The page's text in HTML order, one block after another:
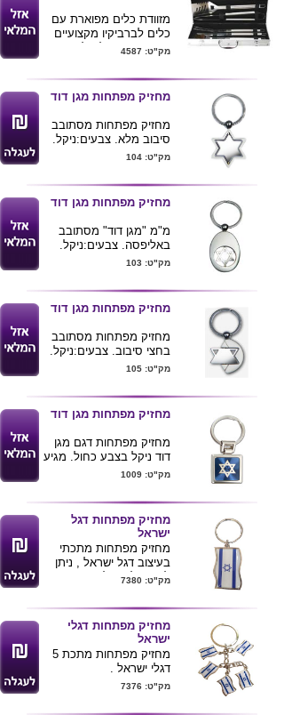
מזוודת כלים מפוארת עם
כלים לברביקיו מקצועיים
עשוי מתכת אל חלד ,
מק"ט: 4587
מחזיק מפתחות מגן דוד
מחזיק מפתחות מסתובב
סיבוב מלא. צבעים:ניקל.
מק"ט: 104
מחזיק מפתחות מגן דוד
מ"מ "מגן דוד" מסתובב
באליפסה. צבעים:ניקל.
מגיע באריזת מתנה שחורה
מק"ט: 103
מחזיק מפתחות מגן דוד
מחזיק מפתחות מסתובב
בחצי סיבוב. צבעים:ניקל.
מק"ט: 105
מחזיק מפתחות מגן דוד
מחזיק מפתחות דגם מגן
דוד ניקל בצבע כחול. מגיע
באריזת מתנה שחורה.
מק"ט: 1009
מחזיק מפתחות דגל
ישראל
מחזיק מפתחות מתכתי
בעיצוב דגל ישראל , ניתן
לחרוט לוגו הלקוח בצידו
מינימום 100 יחידות .
דגל אורך 4.5 ס"מ רוחב
2.7 ס"מ
מק"ט: 7380
מחזיק מפתחות דגלי
ישראל
מחזיק מפתחות מתכת 5
דגלי ישראל .
מק"ט: 7376